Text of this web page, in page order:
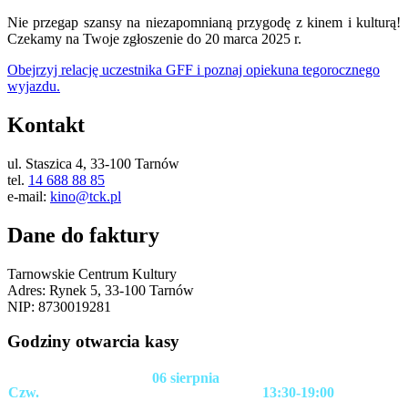
Nie przegap szansy na niezapomnianą przygodę z kinem i kulturą!
Czekamy na Twoje zgłoszenie do 20 marca 2025 r.
Obejrzyj relację uczestnika GFF i poznaj opiekuna tegorocznego
wyjazdu.
Kontakt
ul. Staszica 4, 33-100 Tarnów
tel. 14 688 88 85
e-mail: kino@tck.pl
Dane do faktury
Tarnowskie Centrum Kultury
Adres: Rynek 5, 33-100 Tarnów
NIP: 8730019281
Godziny otwarcia kasy
Czw.
06 sierpnia
13:30-19:00